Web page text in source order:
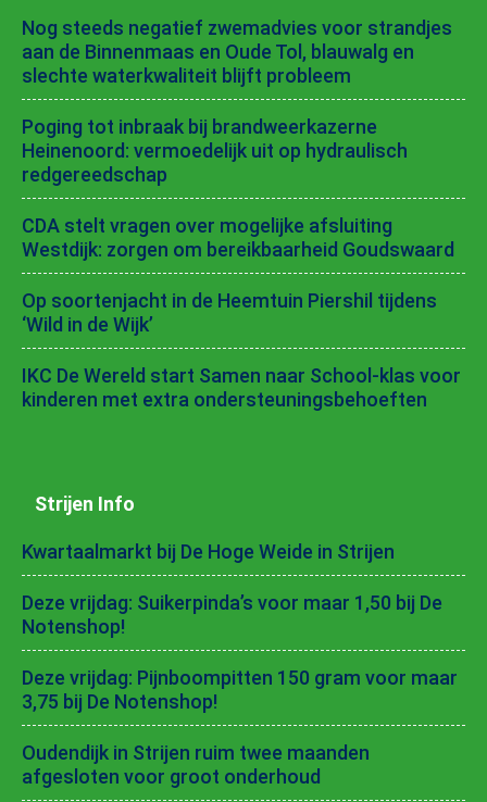
Nog steeds negatief zwemadvies voor strandjes
aan de Binnenmaas en Oude Tol, blauwalg en
slechte waterkwaliteit blijft probleem
Poging tot inbraak bij brandweerkazerne
Heinenoord: vermoedelijk uit op hydraulisch
redgereedschap
CDA stelt vragen over mogelijke afsluiting
Westdijk: zorgen om bereikbaarheid Goudswaard
Op soortenjacht in de Heemtuin Piershil tijdens
‘Wild in de Wijk’
IKC De Wereld start Samen naar School-klas voor
kinderen met extra ondersteuningsbehoeften
Strijen Info
Kwartaalmarkt bij De Hoge Weide in Strijen
Deze vrijdag: Suikerpinda’s voor maar 1,50 bij De
Notenshop!
Deze vrijdag: Pijnboompitten 150 gram voor maar
3,75 bij De Notenshop!
Oudendijk in Strijen ruim twee maanden
afgesloten voor groot onderhoud